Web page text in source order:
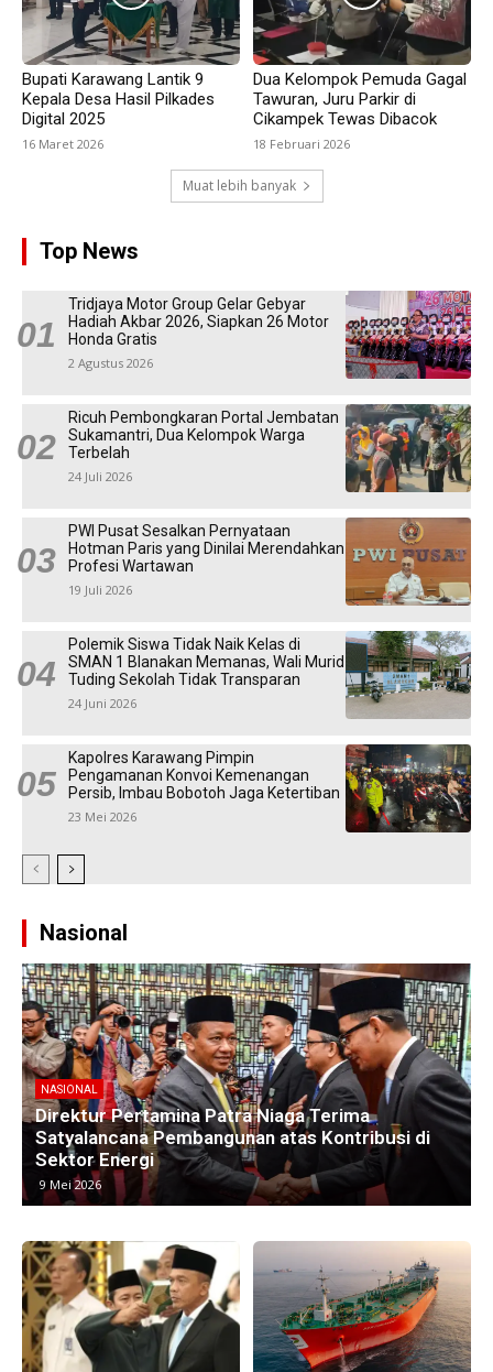
Bupati Karawang Lantik 9
Kepala Desa Hasil Pilkades
Digital 2025
16 Maret 2026
Dua Kelompok Pemuda Gagal
Tawuran, Juru Parkir di
Cikampek Tewas Dibacok
18 Februari 2026
Muat lebih banyak
Top News
Tridjaya Motor Group Gelar Gebyar
Hadiah Akbar 2026, Siapkan 26 Motor
Honda Gratis
2 Agustus 2026
Ricuh Pembongkaran Portal Jembatan
Sukamantri, Dua Kelompok Warga
Terbelah
24 Juli 2026
PWI Pusat Sesalkan Pernyataan
Hotman Paris yang Dinilai Merendahkan
Profesi Wartawan
19 Juli 2026
Polemik Siswa Tidak Naik Kelas di
SMAN 1 Blanakan Memanas, Wali Murid
Tuding Sekolah Tidak Transparan
24 Juni 2026
Kapolres Karawang Pimpin
Pengamanan Konvoi Kemenangan
Persib, Imbau Bobotoh Jaga Ketertiban
23 Mei 2026
Nasional
NASIONAL
Kawasan Industri di Timur Jakarta Menyusut,
Subang Jadi Harapan Baru Investor
8 Mei 2026